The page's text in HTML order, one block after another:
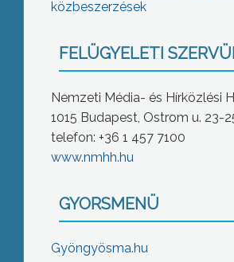
közbeszerzések
FELÜGYELETI
Nemzeti Média- és Hírközlési
1015 Budapest, Ostrom u. 23-
telefon: +36 1 457 7100
www.nmhh.hu
GYORSMENÜ
Gyöngyösma.hu